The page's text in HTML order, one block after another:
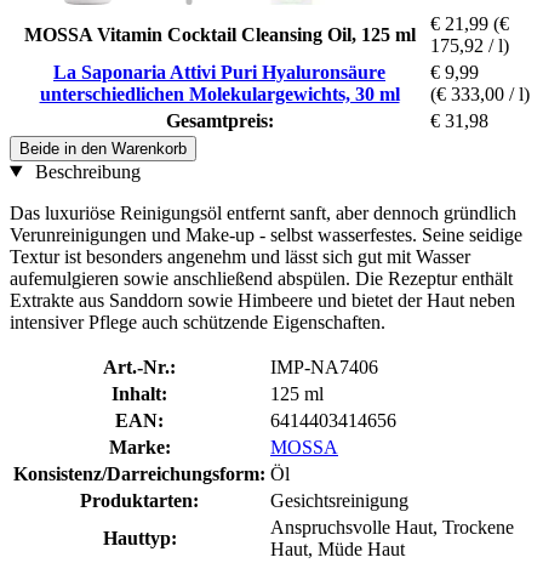
MOSSA Vitamin Cocktail Cleansing Oil, 125 ml
€ 21,99 (€
175,92 / l)
La Saponaria Attivi Puri Hyaluronsäure
unterschiedlichen Molekulargewichts, 30 ml
€ 9,99
(€ 333,00 / l)
Gesamtpreis:
€ 31,98
Beide in den Warenkorb
Beschreibung
Das luxuriöse Reinigungsöl entfernt sanft, aber dennoch gründlich
Verunreinigungen und Make-up - selbst wasserfestes. Seine seidige
Textur ist besonders angenehm und lässt sich gut mit Wasser
aufemulgieren sowie anschließend abspülen. Die Rezeptur enthält
Extrakte aus Sanddorn sowie Himbeere und bietet der Haut neben
intensiver Pflege auch schützende Eigenschaften.
Art.-Nr.:
IMP-NA7406
Inhalt:
125 ml
EAN:
6414403414656
Marke:
MOSSA
Konsistenz/Darreichungsform: Öl
Produktarten:
Gesichtsreinigung
Hauttyp:
Anspruchsvolle Haut, Trockene
Haut, Müde Haut